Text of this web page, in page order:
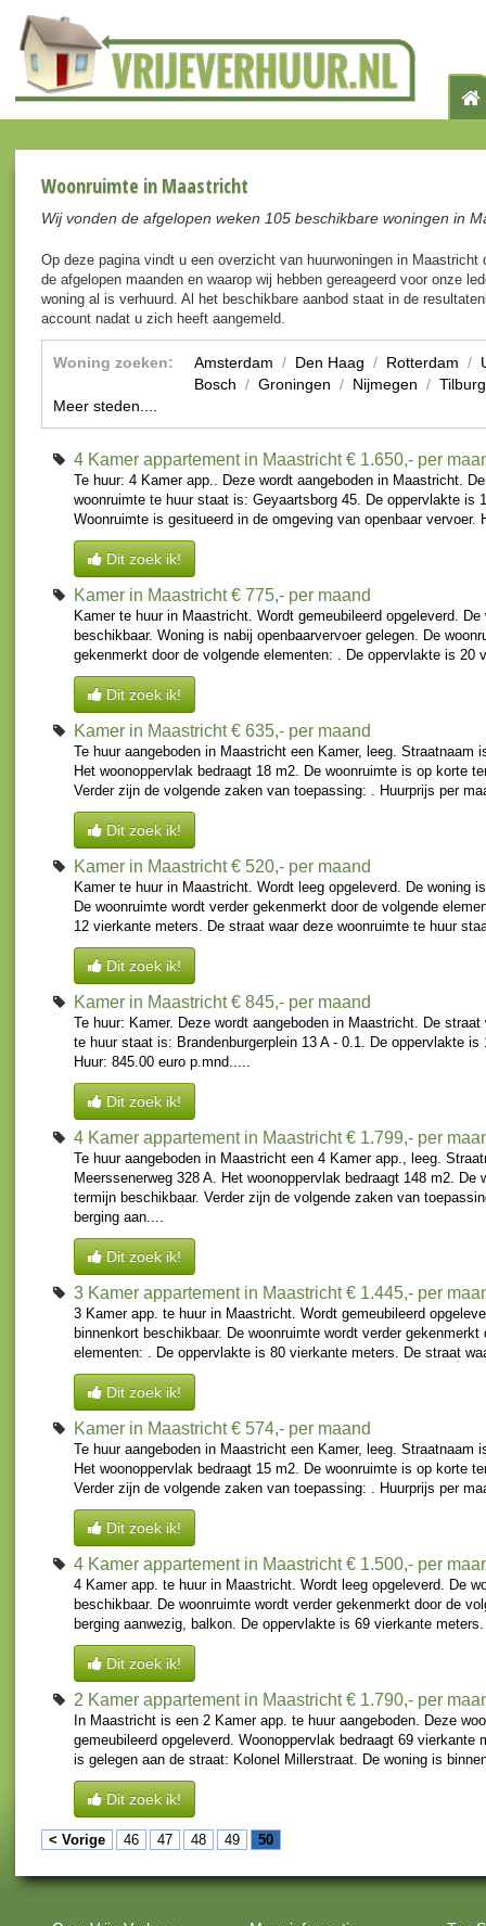
Woonruimte in Maastricht
Wij vonden de afgelopen weken 105 beschikbare woningen in
Op deze pagina vindt u een overzicht van huurwoningen in Maastricht
de afgelopen maanden en waarop wij hebben gereageerd voor onze
woning al is verhuurd. Al het beschikbare aanbod staat in de
account nadat u zich heeft aangemeld.
Woning zoeken: Amsterdam / Den Haag / Rotterdam /
Bosch / Groningen / Nijmegen / Tilburg
Meer steden....
4 Kamer appartement in Maastricht € 1.650,- per
Te huur: 4 Kamer app.. Deze wordt aangeboden in Maastricht.
woonruimte te huur staat is: Geyaartsborg 45. De oppervlakte is
Woonruimte is gesitueerd in de omgeving van openbaar vervoer.
Dit zoek ik!
Kamer in Maastricht € 775,- per maand
Kamer te huur in Maastricht. Wordt gemeubileerd opgeleverd.
beschikbaar. Woning is nabij openbaarvervoer gelegen. De
gekenmerkt door de volgende elementen: . De oppervlakte is 20
Dit zoek ik!
Kamer in Maastricht € 635,- per maand
Te huur aangeboden in Maastricht een Kamer, leeg. Straatnaam
Het woonoppervlak bedraagt 18 m2. De woonruimte is op korte
Verder zijn de volgende zaken van toepassing: . Huurprijs per
Dit zoek ik!
Kamer in Maastricht € 520,- per maand
Kamer te huur in Maastricht. Wordt leeg opgeleverd. De woning
De woonruimte wordt verder gekenmerkt door de volgende
12 vierkante meters. De straat waar deze woonruimte te huur
Dit zoek ik!
Kamer in Maastricht € 845,- per maand
Te huur: Kamer. Deze wordt aangeboden in Maastricht. De straat
te huur staat is: Brandenburgerplein 13 A - 0.1. De oppervlakte
Huur: 845.00 euro p.mnd.....
Dit zoek ik!
4 Kamer appartement in Maastricht € 1.799,- per
Te huur aangeboden in Maastricht een 4 Kamer app., leeg.
Meerssenerweg 328 A. Het woonoppervlak bedraagt 148 m2. De
termijn beschikbaar. Verder zijn de volgende zaken van
berging aan....
Dit zoek ik!
3 Kamer appartement in Maastricht € 1.445,- per
3 Kamer app. te huur in Maastricht. Wordt gemeubileerd
binnenkort beschikbaar. De woonruimte wordt verder gekenmerkt
elementen: . De oppervlakte is 80 vierkante meters. De straat
Dit zoek ik!
Kamer in Maastricht € 574,- per maand
Te huur aangeboden in Maastricht een Kamer, leeg. Straatnaam
Het woonoppervlak bedraagt 15 m2. De woonruimte is op korte
Verder zijn de volgende zaken van toepassing: . Huurprijs per
Dit zoek ik!
4 Kamer appartement in Maastricht € 1.500,- per
4 Kamer app. te huur in Maastricht. Wordt leeg opgeleverd. De
beschikbaar. De woonruimte wordt verder gekenmerkt door de
berging aanwezig, balkon. De oppervlakte is 69 vierkante
Dit zoek ik!
2 Kamer appartement in Maastricht € 1.790,- per
In Maastricht is een 2 Kamer app. te huur aangeboden. Deze
gemeubileerd opgeleverd. Woonoppervlak bedraagt 69 vierkante
is gelegen aan de straat: Kolonel Millerstraat. De woning is
Dit zoek ik!
< Vorige 46 47 48 49 50